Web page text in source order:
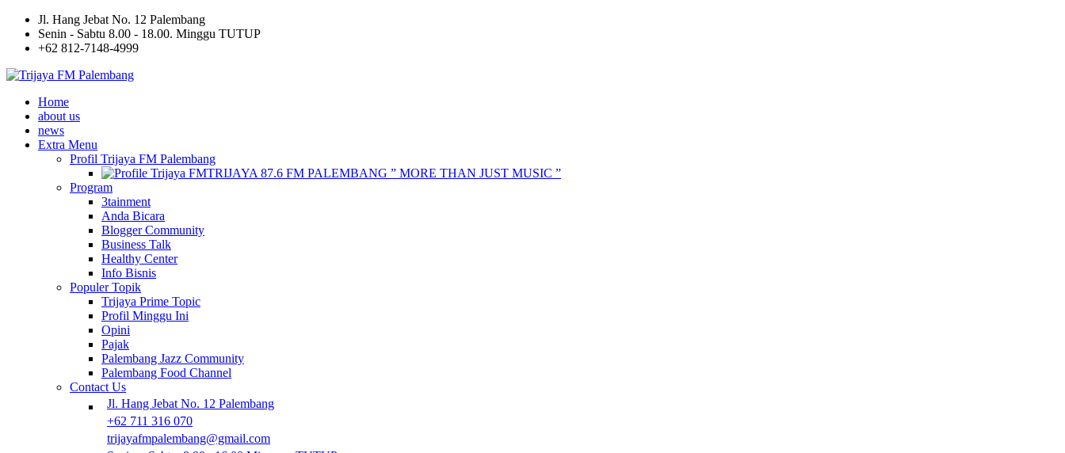
Jl. Hang Jebat No. 12 Palembang
Senin - Sabtu 8.00 - 18.00. Minggu TUTUP
+62 812-7148-4999
Home
about us
news
Extra Menu
Profil Trijaya FM Palembang
TRIJAYA 87.6 FM PALEMBANG ” MORE THAN JUST MUSIC ”
Program
3tainment
Anda Bicara
Blogger Community
Business Talk
Healthy Center
Info Bisnis
Populer Topik
Trijaya Prime Topic
Profil Minggu Ini
Opini
Pajak
Palembang Jazz Community
Palembang Food Channel
Contact Us
Jl. Hang Jebat No. 12 Palembang
+62 711 316 070
trijayafmpalembang@gmail.com